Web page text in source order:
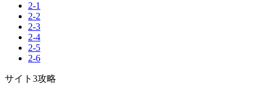
2-1
2-2
2-3
2-4
2-5
2-6
サイト3攻略